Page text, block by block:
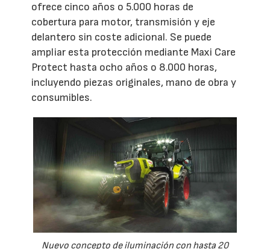
ofrece cinco años o 5.000 horas de
cobertura para motor, transmisión y eje
delantero sin coste adicional. Se puede
ampliar esta protección mediante Maxi Care
Protect hasta ocho años o 8.000 horas,
incluyendo piezas originales, mano de obra y
consumibles.
Nuevo concepto de iluminación con hasta 20